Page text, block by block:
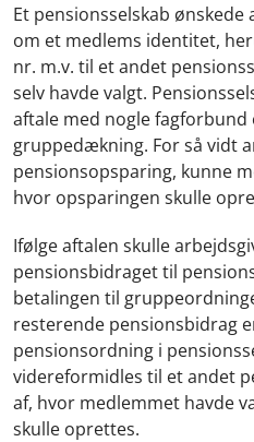
Et pensionsselskab
om et medlems identitet,
nr. m.v. til et andet
selv havde valgt.
aftale med nogle
gruppedækning. For så vidt
pensionsopsparing, kunne
hvor opsparingen skulle
Ifølge aftalen skulle
pensionsbidraget til
betalingen til
resterende pensionsbidrag
pensionsordning i
videreformidles til et andet
af, hvor medlemmet havde
skulle oprettes.